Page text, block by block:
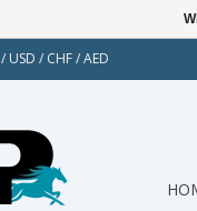
/ USD / CHF/AED